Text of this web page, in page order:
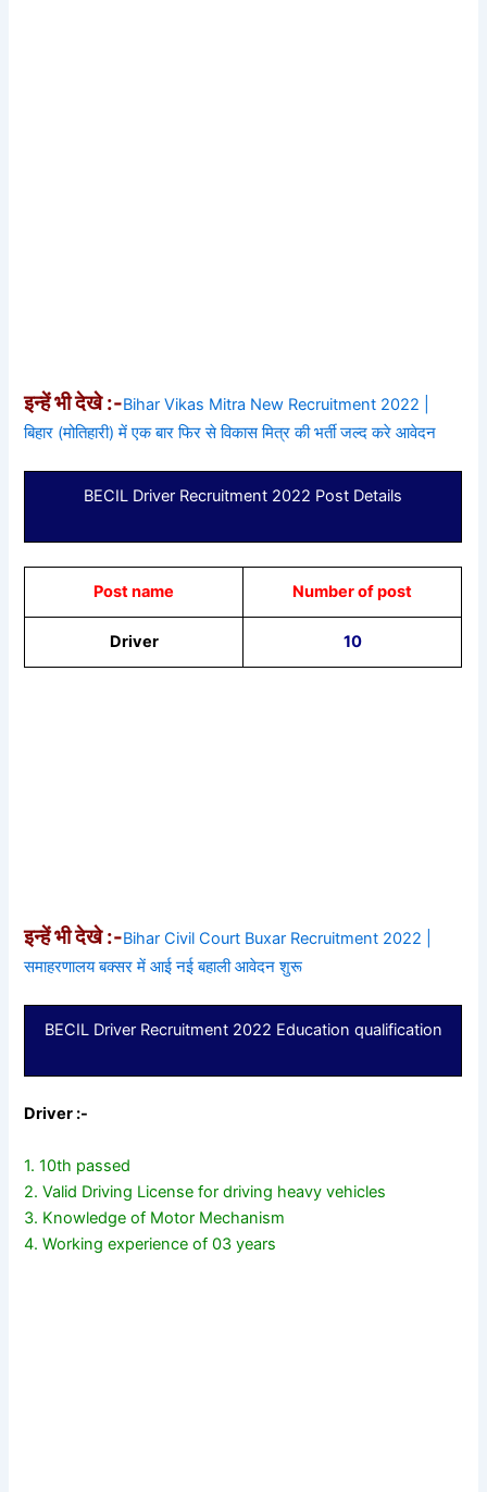
इन्हें भी देखे :-Bihar Vikas Mitra New Recruitment 2022 |
बिहार (मोतिहारी) में एक बार फिर से विकास मित्र की भर्ती जल्द करे आवेदन
BECIL Driver Recruitment 2022 Post Details
Post name Number of post
Driver 10
इन्हें भी देखे :-Bihar Civil Court Buxar Recruitment 2022 |
समाहरणालय बक्सर में आई नई बहाली आवेदन शुरू
BECIL Driver Recruitment 2022 Education qualification
Driver :-
1. 10th passed
2. Valid Driving License for driving heavy vehicles
3. Knowledge of Motor Mechanism
4. Working experience of 03 years